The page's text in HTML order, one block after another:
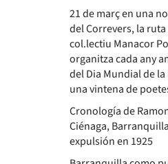
21 de març en una
del Correvers, la
col.lectiu Manacor
organitza cada any
del Dia Mundial de la
una vintena de
Cronología de
Ciénaga,
expulsión en 1925